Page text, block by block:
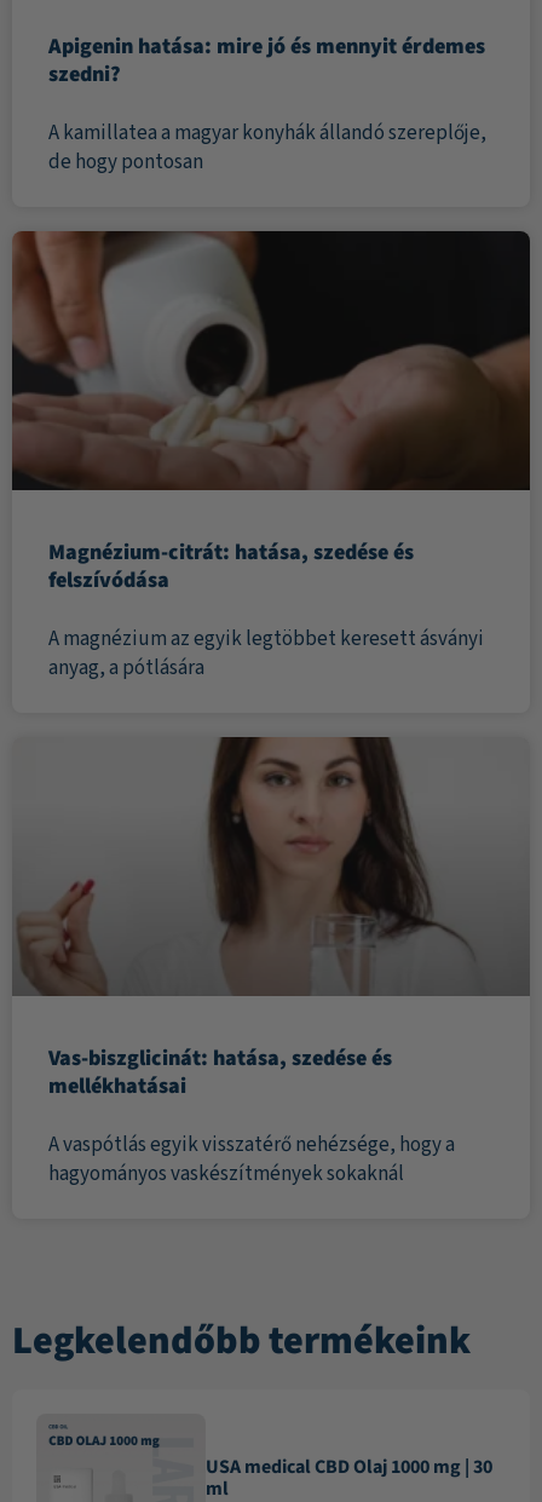
Apigenin hatása: mire jó és mennyit érdemes
szedni?
A kamillatea a magyar konyhák állandó szereplője,
de hogy pontosan
Magnézium-citrát: hatása, szedése és
felszívódása
A magnézium az egyik legtöbbet keresett ásványi
anyag, a pótlására
Vas-biszglicinát: hatása, szedése és
mellékhatásai
A vaspótlás egyik visszatérő nehézsége, hogy a
hagyományos vaskészítmények sokaknál
Legkelendőbb termékeink
USA medical CBD Olaj 1000 mg | 30
ml